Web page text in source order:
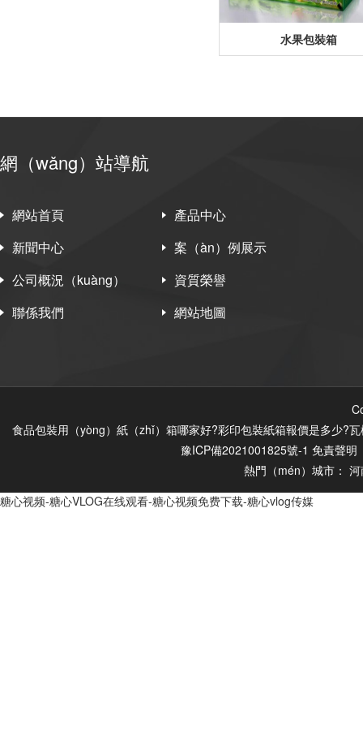
水果包裝箱
網（wǎng）站導航
網站首頁
產品中心
新聞中心
案（àn）例展示
公司概況（kuàng）
資質榮譽
聯係我們
網站地圖
食品包裝用（yòng）紙（zhǐ）箱哪家好?彩印包裝紙箱報價是多少?
豫ICP備2021001825號-1 免責聲明
熱門（mén）城市：
糖心视频-糖心VLOG在线观看-糖心视频免费下载-糖心vlog传媒